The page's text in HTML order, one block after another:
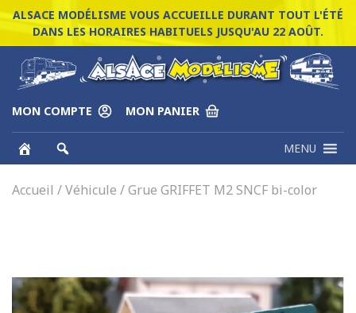
ALSACE MODÉLISME VOUS ACCUEILLE DURANT TOUT L'ÉTÉ
DANS LES HORAIRES HABITUELS JUSQU'AU 22 AOÛT.
MON COMPTE MON PANIER
MENU
Accueil /Véhicule / Grue GRIFFET M2 SNCF bi-color